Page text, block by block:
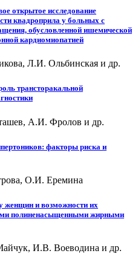
открытое исследование
квадроприла у больных с
обусловленной ишемической
кардиомиопатией
Л.И. Ольбинская и др.
трансторакальной
А.И. Фролов и др.
факторы риска и
О.И. Еремина
женщин и возможности их
полиненасыщенными жирными
И.В. Воеводина и др.